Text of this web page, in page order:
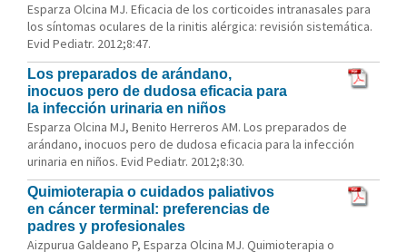
Esparza Olcina MJ. Eficacia de los corticoides intranasales para
los síntomas oculares de la rinitis alérgica: revisión sistemática.
Evid Pediatr. 2012;8:47.
Los preparados de arándano,
inocuos pero de dudosa eficacia para
la infección urinaria en niños
Esparza Olcina MJ, Benito Herreros AM. Los preparados de
arándano, inocuos pero de dudosa eficacia para la infección
urinaria en niños. Evid Pediatr. 2012;8:30.
Quimioterapia o cuidados paliativos
en cáncer terminal: preferencias de
padres y profesionales
Aizpurua Galdeano P, Esparza Olcina MJ. Quimioterapia o